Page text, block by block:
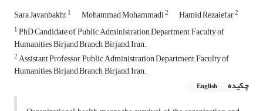
Sara Javanbakht1 Mohammad Mohammadi2 Hamid Rezaiefar2
1PhD Candidate of, Public Administration ِDepartment, Faculty of
Humanities, Birjand Branch, Birjand, Iran.
2Assistant Professor, Public Administration Department, Faculty of
Humanities, Birjand Branch, Birjand, Iran.
چکیده
English